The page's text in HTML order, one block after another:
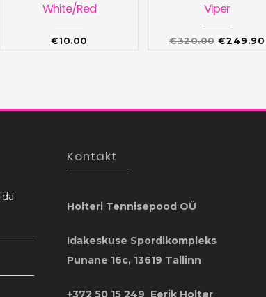
White/Red
€10.00
Viper
€320.00 Algne
€249.90
Kontakt
Holteri Tennisepood OÜ
Idakeskuse Spordikompleks
Punane 16c, 13619 Tallinn
+372 50 15 249 Eerik Holter